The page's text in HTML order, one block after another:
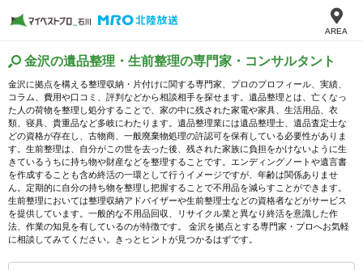
AREA
金沢の遺品整理・生前整理の専門家・コンサルタント
金沢に拠点を構える整理収納・片付けに関する専門家、プロのプロフィール、実績、
コラム、費用や口コミ、評判などから相談相手を探せます。遺品整理とは、亡くなっ
た人の荷物を整理し処分することで、家の中に残された家電や家具、生活用品、衣
類、寝具、貴重品など多岐にわたります。遺品整理業には遺品整理士、遺品査定士な
どの資格が存在し、古物商、一般廃棄物処理の許認可を保有している必要性がありま
す。生前整理は、自分がこの世を去った後、残された家族に負担をかけないように生
きているうちに持ち物や財産などを整理することです。エンディングノートや遺言書
を作成することも含め終活の一環として行うイメージですが、年齢は関係ありませ
ん。定期的に自分の持ち物を整理し把握することで不用品を減らすことができます。
生前整理においては整理収納アドバイザーや生前整理士などの資格者などがサービス
を提供しています。一般的な不用品回収、リサイクル業と異なり終活を意識した作
法、作業の知見を有しているのが特徴です。 金沢を拠点とする専門家・プロへお気軽
に相談してみてください。きっとヒントが見つかるはずです。